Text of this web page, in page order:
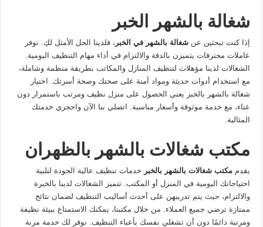
شغالة بالشهر الخبر
إذا كنت تبحثين عنشغالة بالشهر في الخبر ، فلدينا الحل الأمثل لكِ. نوفر
عاملات محترفات يتميزن بالدقة والالتزام في أداء مهام التنظيف اليومية.
الشغالات لدينا مؤهلات لتنظيف المنازل والمكاتب بطريقة منظمة وشاملة،
مع استخدام أدوات حديثة ومواد آمنة على صحتك وصحة أسرتك. اختيار
شغالة بالشهر بالخبر يعني الحصول على منزل نظيف ومرتب باستمرار دون
عناء، مع خدمة موثوقة وأسعار مناسبة. اتصلي بنا الآن واحجزي خدمتك
المثالية.
مكتب شغالات بالشهر بالظهران
يقدممكتب شغالات بالشهر بالخبر خدمات تنظيف عالية الجودة لتلبية
احتياجاتك اليومية في المنزل أو المكتب. تتميز الشغالات لدينا بالخبرة
والالتزام، حيث يتم تدريبهن على أحدث أساليب التنظيف لضمان نتائج
ممتازة ترضي جميع العملاء. من خلال مكتبنا، يمكنك الاستمتاع ببيئة نظيفة
ومرتبة دائمًا دون أن تشغلي نفسك بأعباء التنظيف. نوفر لك خدمة مرنة